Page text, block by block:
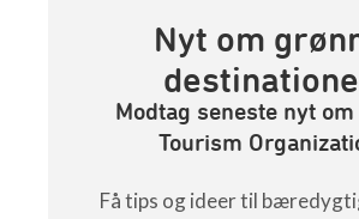
Nyt om
Modtag seneste nyt om
Tourism
Få tips og ideer til